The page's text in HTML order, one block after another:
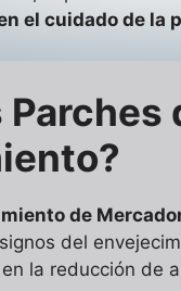
el cuidado de la
Parches
de
del
la reducción de